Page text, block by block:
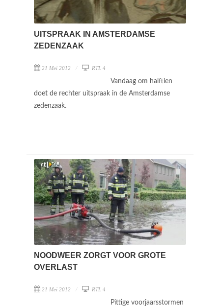
UITSPRAAK IN AMSTERDAMSE
ZEDENZAAK
21 Mei 2012 RTL 4
Vandaag om halftien
doet de rechter uitspraak in de Amsterdamse
zedenzaak.
NOODWEER ZORGT VOOR GROTE
OVERLAST
21 Mei 2012 RTL 4
Pittige voorjaarsstormen